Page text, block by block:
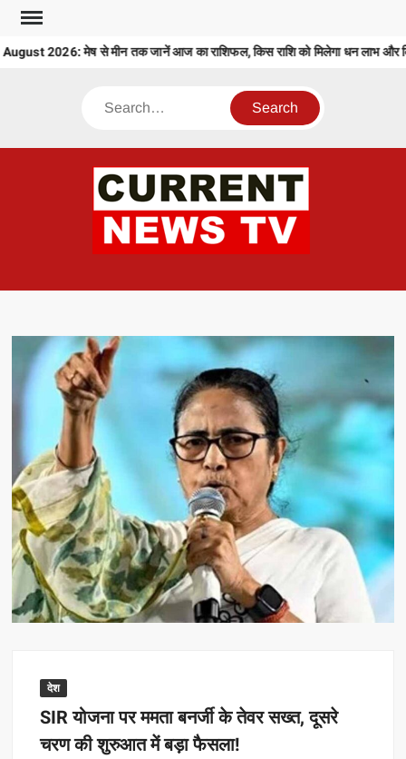
Skip
content2026: मेष से मीन तक जानें आज का राशिफल, किस राशि को मिलेगा धन लाभ और किसे
Search
देश
SIR योजना पर ममता बनर्जी के तेवर सख्त, दूसरे
चरण की शुरुआत में बड़ा फैसला!